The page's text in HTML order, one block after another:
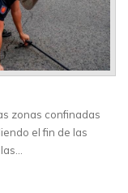
zonas confinadas
el fin de las